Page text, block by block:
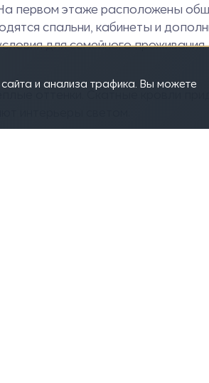
первом этаже расположены
спальни, кабинеты и
для семейного проживания.
оттенки. Скатные кровли
и анализа трафика. Вы можете